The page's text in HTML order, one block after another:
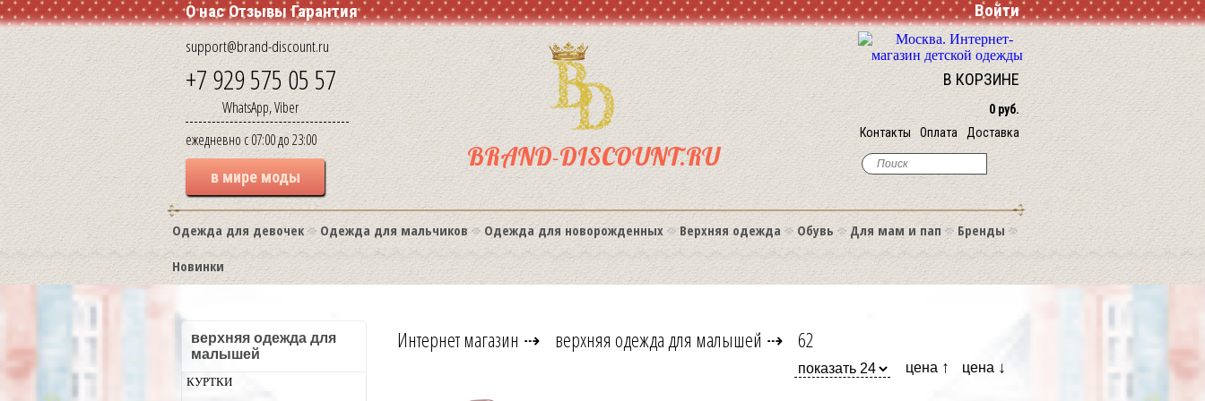
О нас Отзывы Гарантия
Войти
support@brand-discount.ru
+7 929 575 05 57
WhatsApp, Viber
ежедневно с 07:00 до 23:00
в мире моды
BRAND-DISCOUNT.RU
В КОРЗИНЕ
0 руб.
Доставка
Оплата
Контакты
Одежда для девочек Одежда для мальчиков Одежда для новорожденных Верхняя одежда Обувь Для мам и пап
Бренды
Новинки
верхняя одежда для
малышей
КУРТКИ
Интернет магазин ⇢ верхняя одежда для малышей ⇢ 62
цена ↑ цена ↓